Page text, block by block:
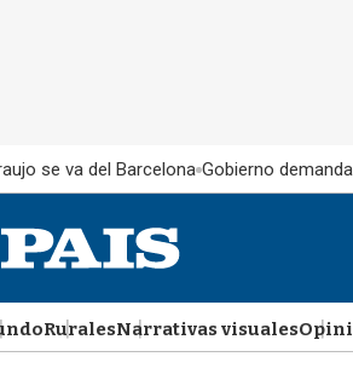
se va del Barcelona Gobierno
RuralesNarrativas visuales